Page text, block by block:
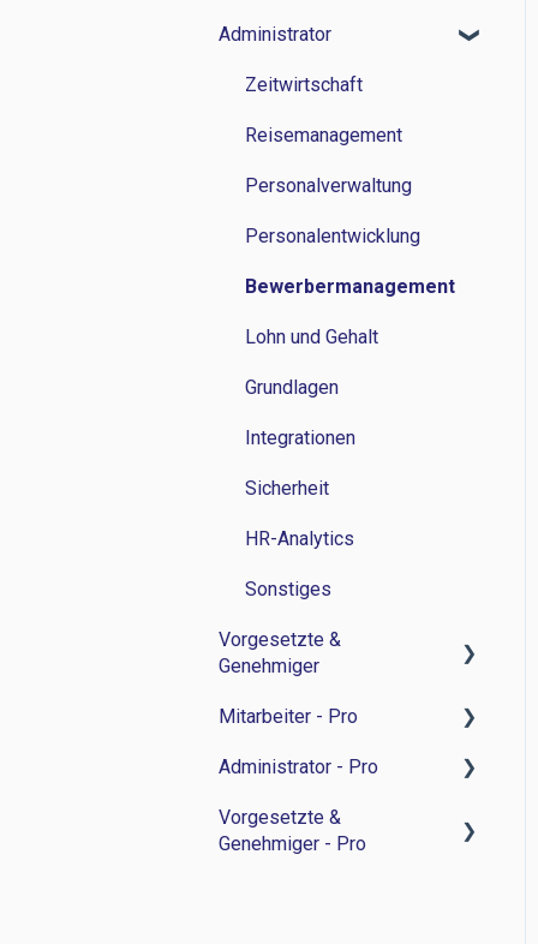
Zeitwirtschaft
Reisemanagement
Personalverwaltung
Lohn und Gehalt
Grundlagen
Administrator
Zeitwirtschaft
Reisemanagement
Personalverwaltung
Personalentwicklung
Bewerbermanagement
Lohn und Gehalt
Grundlagen
Integrationen
Sicherheit
HR-Analytics
Sonstiges
Vorgesetzte &
Genehmiger
Zeitwirtschaft
Personalverwaltung
Bewerbermanagament
Mitarbeiter - Pro
Feedback-Sessions -
Ziele -
Administrator - Pro
Feedback-Session -
Personalentwicklung
Vorgesetzte &
Genehmiger - Pro